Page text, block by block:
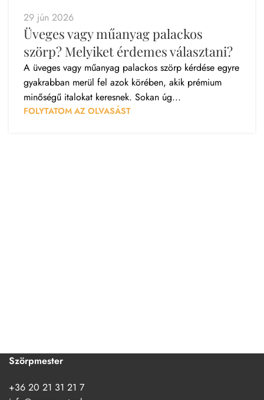
29 jún 2026
Üveges vagy műanyag palackos
szörp? Melyiket érdemes választani?
A üveges vagy műanyag palackos szörp kérdése egyre
gyakrabban merül fel azok körében, akik prémium
minőségű italokat keresnek. Sokan úg...
FOLYTATOM AZ OLVASÁST
Szörpmester
+36 20 21 31 21 7